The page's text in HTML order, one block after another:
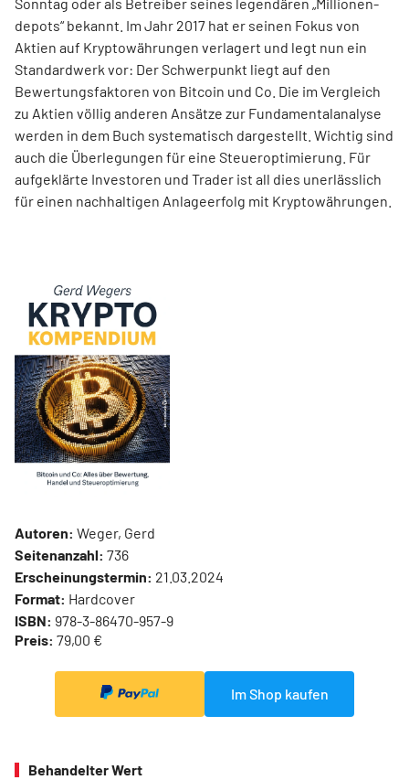
depots“ bekannt. Im Jahr 2017 hat er seinen Fokus von
Aktien auf Kryptowährungen verlagert und legt nun ein
Standardwerk vor: Der Schwerpunkt liegt auf den
Bewertungsfaktoren von Bitcoin und Co. Die im Ver­gleich
zu Aktien völlig anderen Ansätze zur Fundamentalanalyse
werden in dem Buch systematisch dargestellt. Wichtig sind
auch die Überlegungen für eine Steueroptimierung. Für
aufgeklärte Investoren und Trader ist all dies unerlässlich
für einen nachhaltigen Anlageerfolg mit Kryptowährungen.
Autoren: Weger, Gerd
Seitenanzahl: 736
Erscheinungstermin: 21.03.2024
Format: Hardcover
ISBN: 978-3-86470-957-9
Preis: 79,00 €
Im Shop kaufen
Behandelter Wert